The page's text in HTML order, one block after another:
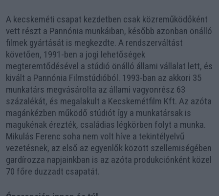
A kecskeméti csapat kezdetben csak közreműködőként
vett részt a Pannónia munkáiban, később azonban önálló
filmek gyártását is megkezdte. A rendszerváltást
követően, 1991-ben a jogi lehetőségek
megteremtődésével a stúdió önálló állami vállalat lett, és
kivált a Pannónia Filmstúdióból. 1993-ban az akkori 35
munkatárs megvásárolta az állami vagyonrész 63
százalékát, és megalakult a Kecskemétfilm Kft. Az azóta
magánkézben működő stúdiót így a munkatársak is
magukénak érezték, családias légkörben folyt a munka.
Mikulás Ferenc soha nem volt híve a tekintélyelvű
vezetésnek, az első az egyenlők között szellemiségében
gardírozza napjainkban is az azóta produkciónként közel
70 főre duzzadt csapatát.